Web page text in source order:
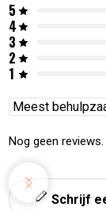
5
4
3
2
1
Reviews
Nog geen
Schrijf